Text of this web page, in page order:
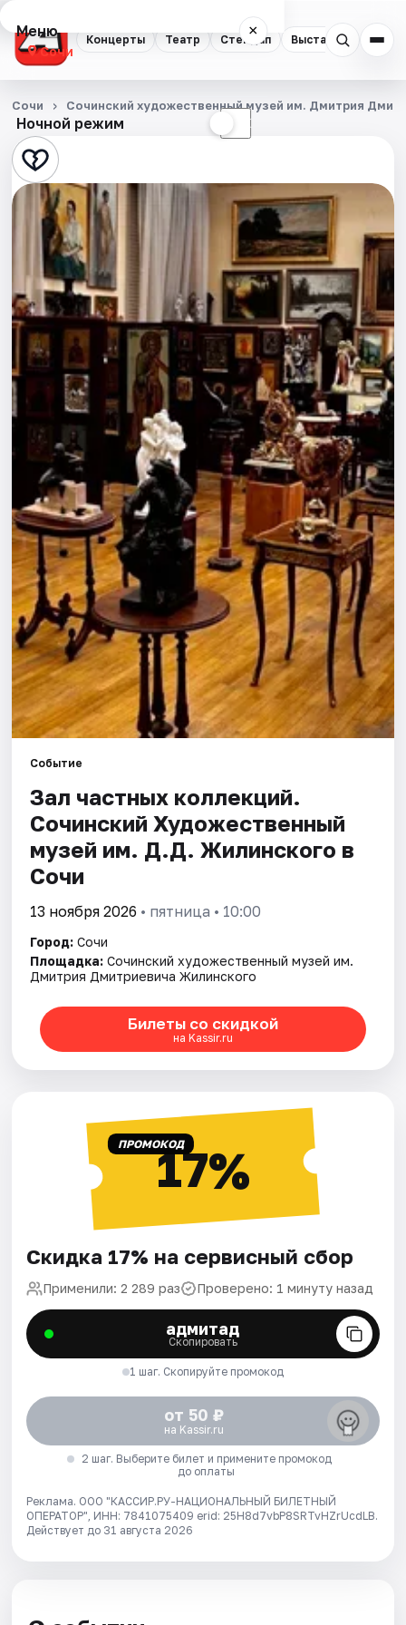
Концерты Театр Стендап Выставки
Меню ×
Сочи
Концерты
Театр
Стендап
Выставки
Квесты
Экскурсии
Спорт
События
Города
Площадки
Артисты
Рейтинги
Ночной режим ☾
Сочи Сочинский художественный музей им. Дмитрия
Событие
Зал частных коллекций.
Сочинский Художественный
музей им. Д.Д. Жилинского в
Сочи
13 ноября 2026 • пятница • 10:00
Город: Сочи
Площадка: Сочинский художественный музей им.
Дмитрия Дмитриевича Жилинского
Билеты со скидкой
на Kassir.ru
ПРОМОКОД17%
Скидка 17% на сервисный сбор
Применили: 2 289 раз Проверено: 1 минуту назад
адмитад
Скопировать
1 шаг. Скопируйте промокод
от 50 ₽
на Kassir.ru
2 шаг. Выберите билет и примените промокод
до оплаты
Реклама. ООО "КАССИР.РУ-НАЦИОНАЛЬНЫЙ БИЛЕТНЫЙ
ОПЕРАТОР", ИНН: 7841075409 erid: 25H8d7vbP8SRTvHZrUcdLB.
Действует до 31 августа 2026